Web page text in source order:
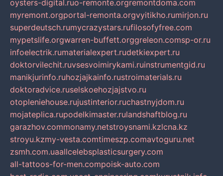
oysters-digital.ruo-remonte.orgremontdoma.com
myremont.orgportal-remonta.orgvyitikho.rumirjon.ru
superdeutsch.rumycrazystars.rufilosofyfree.com
mypetslife.orgwarren-buffett.orggreleon.comsp-or.ru
infoelectrik.rumaterialexpert.rudetkiexpert.ru
doktorvilechit.ruvsesvoimirykami.ruinstrumentgid.ru
manikjurinfo.ruhozjajkainfo.rustroimaterials.ru
doktoradvice.ruselskoehozjajstvo.ru
otopleniehouse.rujustinterior.ruchastnyjdom.ru
mojateplica.rupodelkimaster.rulandshaftblog.ru
garazhov.commonamy.netstroysnami.kzlcna.kz
stroyu.kzmy-vesta.comtimeszp.comavtoguru.net
zsmh.com.uaallcelebsplasticsurgery.com
all-tattoos-for-men.compoisk-auto.com